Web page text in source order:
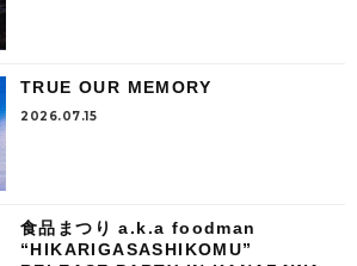
TRUE OUR MEMORY
2026.07.15
食品まつり a.k.a foodman
“HIKARIGASASHIKOMU”